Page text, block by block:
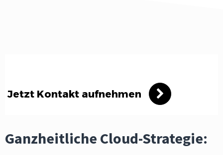
Jetzt Kontakt aufnehmen
Ganzheitliche Cloud-Strategie: